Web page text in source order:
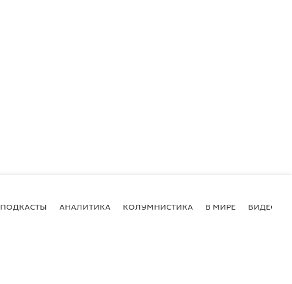
ПОДКАСТЫ АНАЛИТИКА КОЛУМНИСТИКА В МИРЕ ВИДЕО